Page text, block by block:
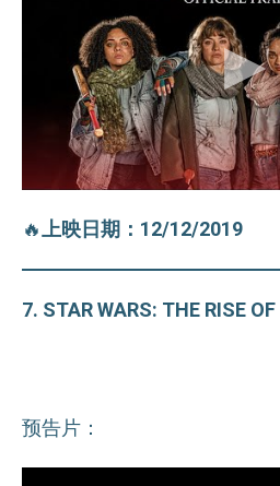
🔥上映日期：12/12/2019
7. STAR WARS: THE RISE
预告片：